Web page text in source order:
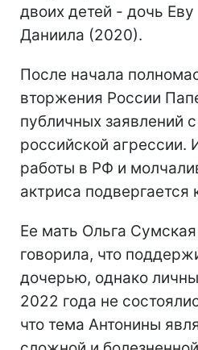
двоих детей - дочь
Даниила (2020).
После начала
вторжения России
публичных заявлений
российской агрессии.
работы в РФ и
актриса подвергается
Ее мать Ольга
говорила, что
дочерью, однако
2022 года не
что тема Антонины